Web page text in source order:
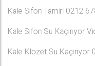
Kale Sifon Tamiri 0212
Kale Sifon Su Kaçırıyor
Kale Klozet Su